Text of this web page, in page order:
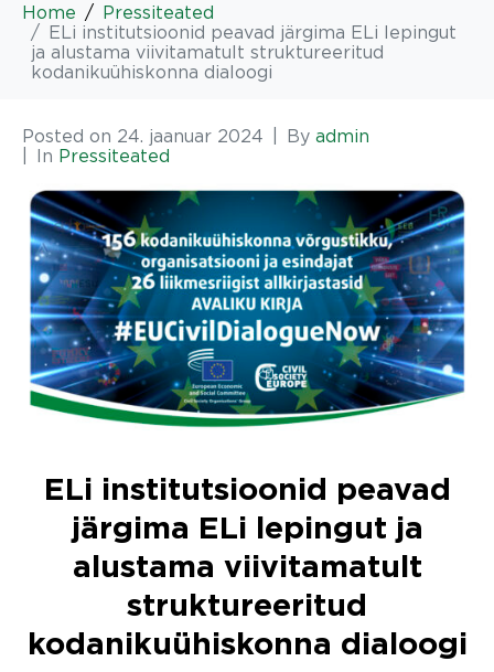
Home
Pressiteated
ELi institutsioonid peavad järgima ELi lepingut
ja alustama viivitamatult struktureeritud
kodanikuühiskonna dialoogi
Posted on 24. jaanuar 2024 By admin
In Pressiteated
ELi institutsioonid peavad
järgima ELi lepingut ja
alustama viivitamatult
struktureeritud
kodanikuühiskonna dialoogi